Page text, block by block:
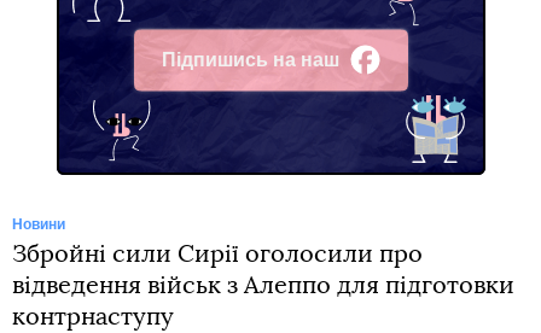
Підпишись на наш
Facebook
Новини
Збройні сили Сирії оголосили про
відведення військ з Алеппо для підготовки
контрнаступу